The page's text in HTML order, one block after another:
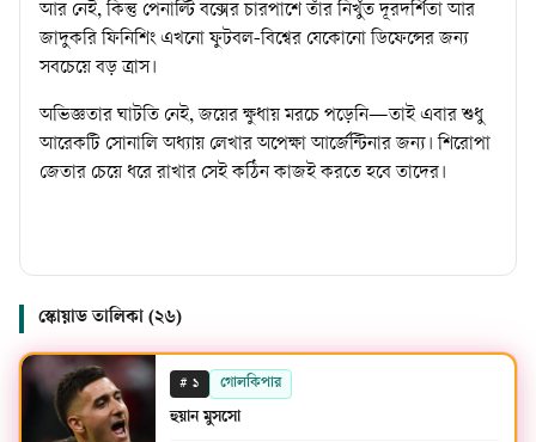
আর নেই, কিন্তু পেনাল্টি বক্সের চারপাশে তাঁর নিখুঁত দূরদর্শিতা আর
জাদুকরি ফিনিশিং এখনো ফুটবল-বিশ্বের যেকোনো ডিফেন্সের জন্য
সবচেয়ে বড় ত্রাস।
অভিজ্ঞতার ঘাটতি নেই, জয়ের ক্ষুধায় মরচে পড়েনি—তাই এবার শুধু
আরেকটি সোনালি অধ্যায় লেখার অপেক্ষা আর্জেন্টিনার জন্য। শিরোপা
জেতার চেয়ে ধরে রাখার সেই কঠিন কাজই করতে হবে তাদের।
স্কোয়াড তালিকা (২৬)
# ১ গোলকিপার
হুয়ান মুসসো